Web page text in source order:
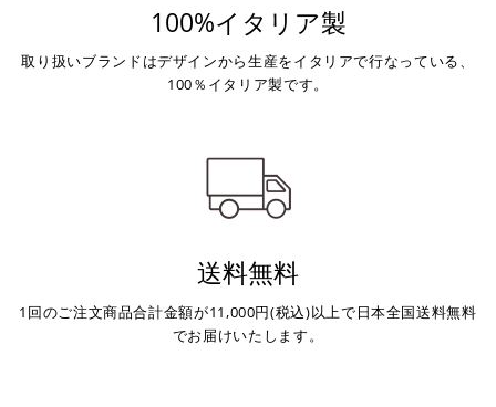
セルとなります。
※ 税込300,000円以上のお買い物の際にはご利用頂けま
せん。
※ お支払いは現金のみとなります。
ご注文時に情報をお知らせ致しますので、指定の口座に
お振り込みください。
入金確認が取れ次第、商品を手配させて頂きます。
※ お支払期限はご注文日より7日以内とさせて頂いてお
100%イタリア製
取り扱いブランドはデザインから生産をイタリアで行なっている、
100％イタリア製です。
送料無料
1回のご注文商品合計金額が11,000円(税込)以上で日本全国送料無料
でお届けいたします。